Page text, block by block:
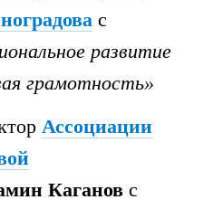
с
развитие
грамотность»
Ассоциации
Каганов с